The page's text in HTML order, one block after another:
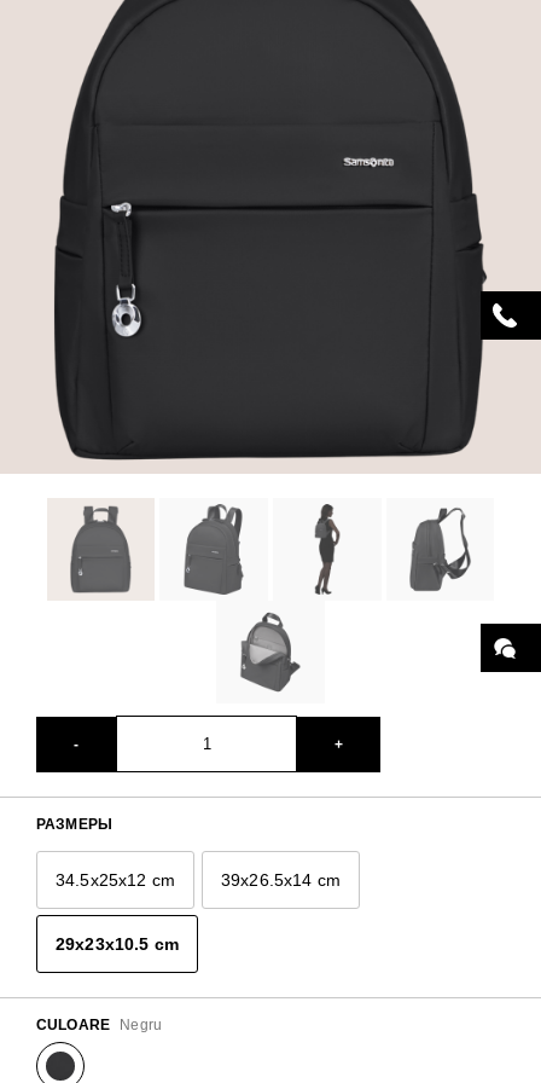
- +
РАЗМЕРЫ
34.5x25x12 cm 39x26.5x14 cm
29x23x10.5 cm
CULOARE Negru
DESCRIERE
DATE TEHNICE
РЕКОМЕНДУЕМЫЕ ТОВАРЫ
LIVRARE IN MOLDOVA